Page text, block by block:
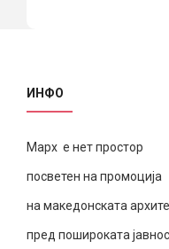
ИНФО
Марх е нет простор
посветен на промоција
на македонската
пред пошироката